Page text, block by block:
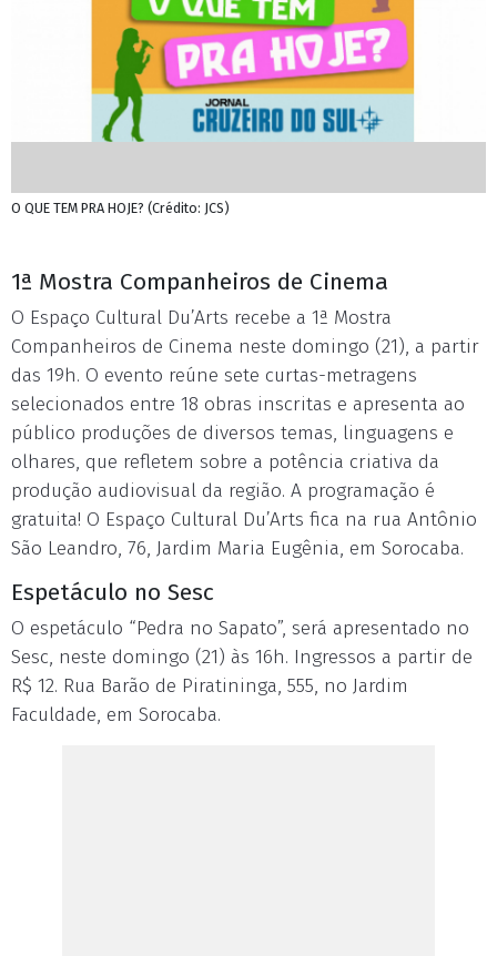
O QUE TEM PRA HOJE? (Crédito: JCS)
1ª Mostra Companheiros de Cinema
O Espaço Cultural Du’Arts recebe a 1ª Mostra
Companheiros de Cinema neste domingo (21), a partir
das 19h. O evento reúne sete curtas-metragens
selecionados entre 18 obras inscritas e apresenta ao
público produções de diversos temas, linguagens e
olhares, que refletem sobre a potência criativa da
produção audiovisual da região. A programação é
gratuita! O Espaço Cultural Du’Arts fica na rua Antônio
São Leandro, 76, Jardim Maria Eugênia, em Sorocaba.
Espetáculo no Sesc
O espetáculo “Pedra no Sapato”, será apresentado no
Sesc, neste domingo (21) às 16h. Ingressos a partir de
R$ 12. Rua Barão de Piratininga, 555, no Jardim
Faculdade, em Sorocaba.